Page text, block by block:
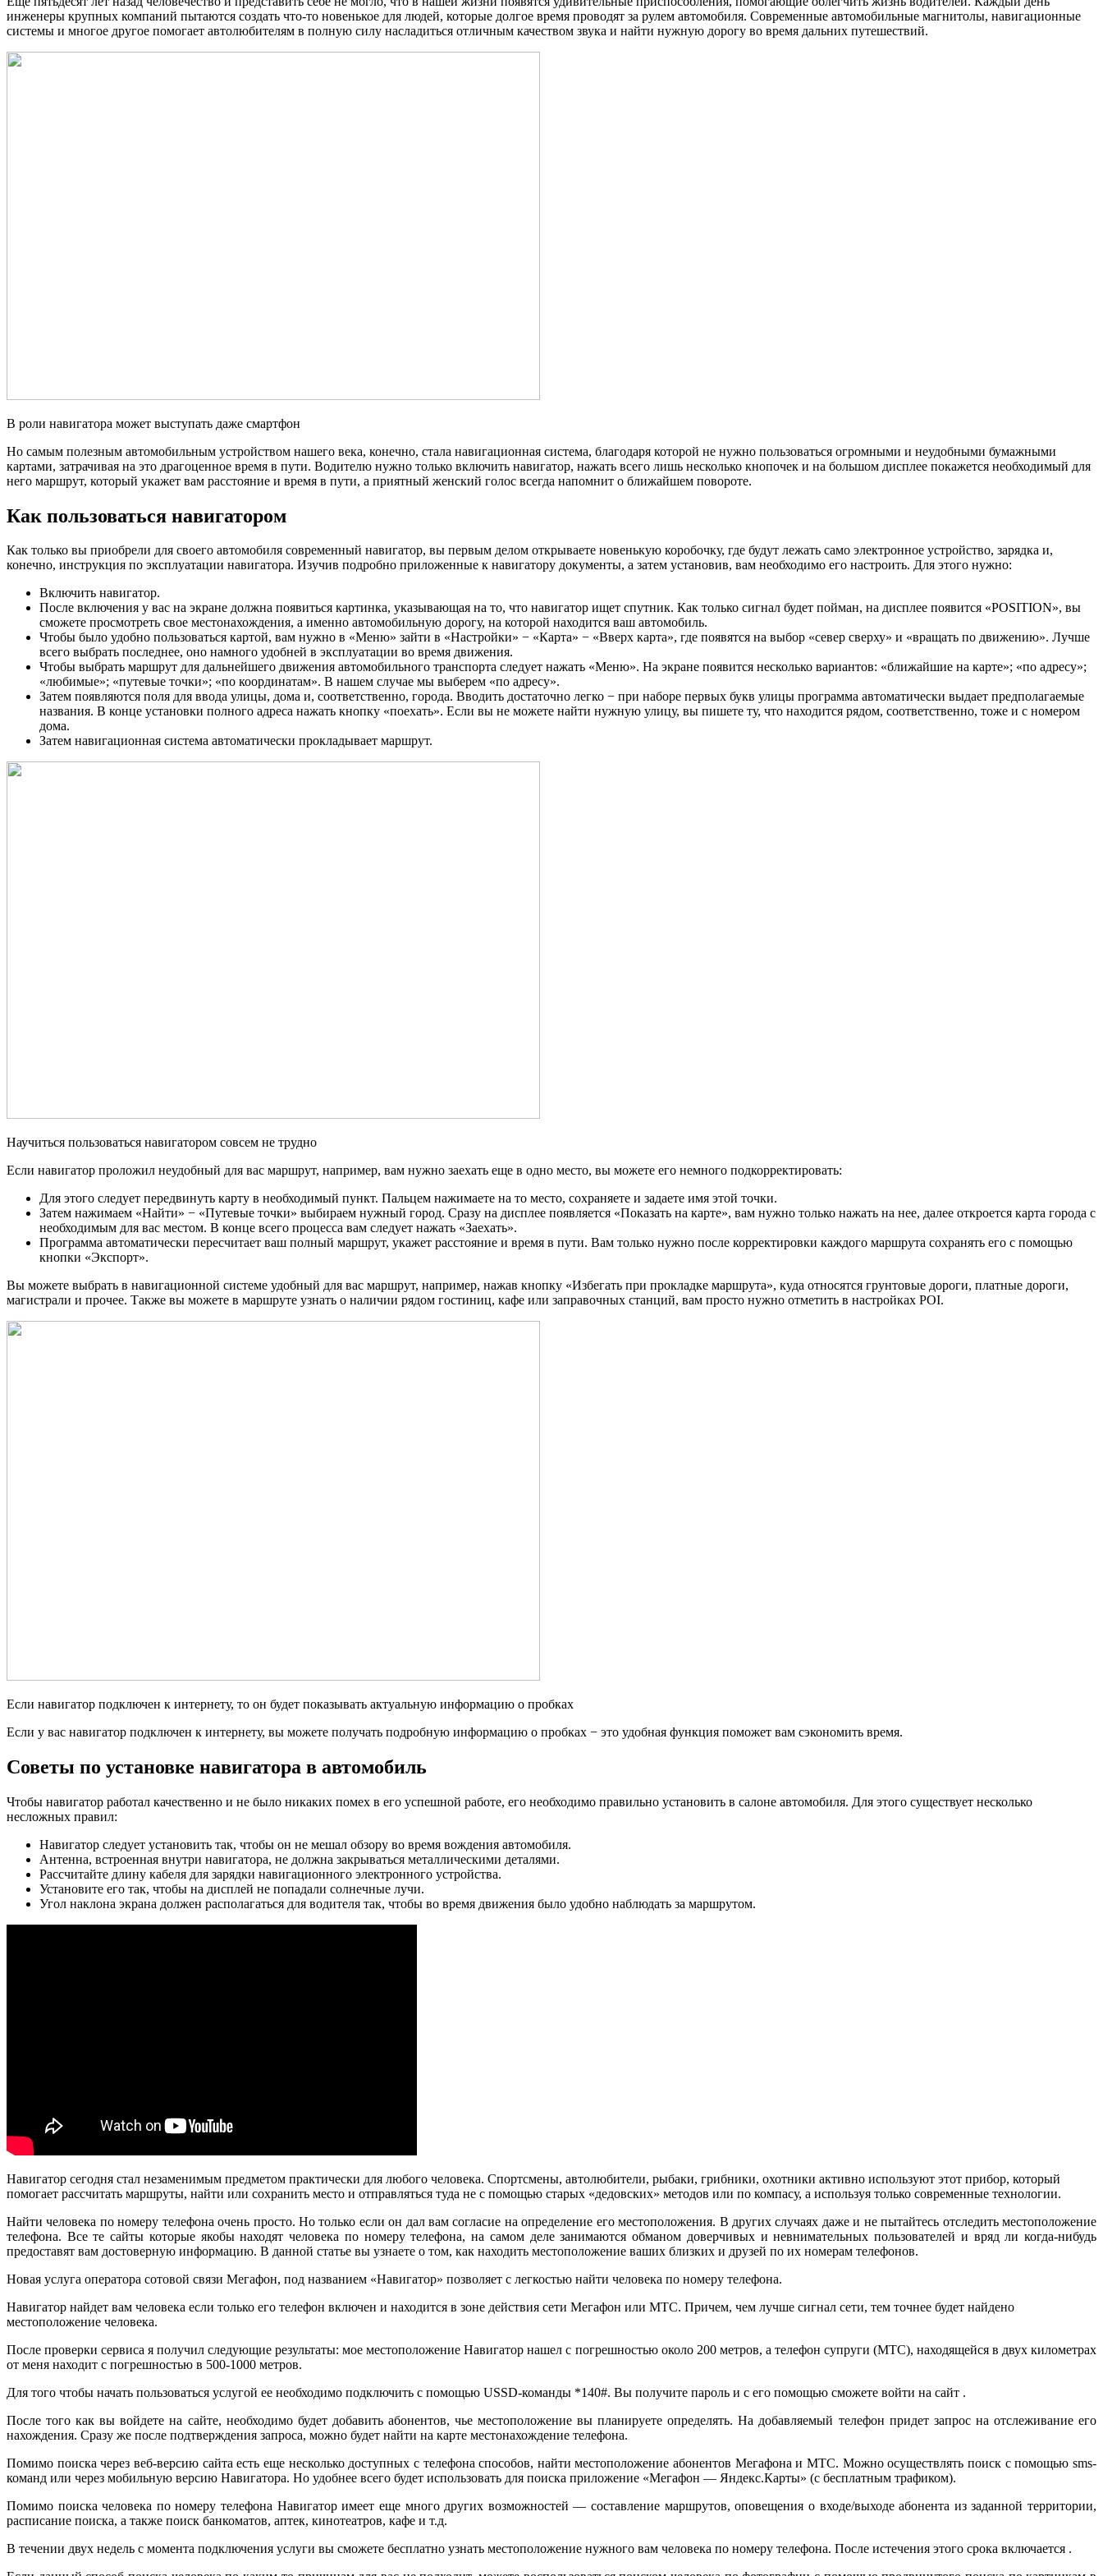
инженеры крупных компаний пытаются создать что-то новенькое для людей, которые долгое время проводят за рулем автомобиля. Современные автомобильные магнитолы, навигационные
системы и многое другое помогает автолюбителям в полную силу насладиться отличным качеством звука и найти нужную дорогу во время дальних путешествий.
В роли навигатора может выступать даже смартфон
Но самым полезным автомобильным устройством нашего века, конечно, стала навигационная система, благодаря которой не нужно пользоваться огромными и неудобными бумажными
картами, затрачивая на это драгоценное время в пути. Водителю нужно только включить навигатор, нажать всего лишь несколько кнопочек и на большом дисплее покажется необходимый для
него маршрут, который укажет вам расстояние и время в пути, а приятный женский голос всегда напомнит о ближайшем повороте.
Как пользоваться навигатором
Как только вы приобрели для своего автомобиля современный навигатор, вы первым делом открываете новенькую коробочку, где будут лежать само электронное устройство, зарядка и,
конечно, инструкция по эксплуатации навигатора. Изучив подробно приложенные к навигатору документы, а затем установив, вам необходимо его настроить. Для этого нужно:
Включить навигатор.
После включения у вас на экране должна появиться картинка, указывающая на то, что навигатор ищет спутник. Как только сигнал будет пойман, на дисплее появится «POSITION», вы
сможете просмотреть свое местонахождения, а именно автомобильную дорогу, на которой находится ваш автомобиль.
Чтобы было удобно пользоваться картой, вам нужно в «Меню» зайти в «Настройки» − «Карта» − «Вверх карта», где появятся на выбор «север сверху» и «вращать по движению». Лучше
всего выбрать последнее, оно намного удобней в эксплуатации во время движения.
Чтобы выбрать маршрут для дальнейшего движения автомобильного транспорта следует нажать «Меню». На экране появится несколько вариантов: «ближайшие на карте»; «по адресу»;
«любимые»; «путевые точки»; «по координатам». В нашем случае мы выберем «по адресу».
Затем появляются поля для ввода улицы, дома и, соответственно, города. Вводить достаточно легко − при наборе первых букв улицы программа автоматически выдает предполагаемые
названия. В конце установки полного адреса нажать кнопку «поехать». Если вы не можете найти нужную улицу, вы пишете ту, что находится рядом, соответственно, тоже и с номером
дома.
Затем навигационная система автоматически прокладывает маршрут.
Научиться пользоваться навигатором совсем не трудно
Если навигатор проложил неудобный для вас маршрут, например, вам нужно заехать еще в одно место, вы можете его немного подкорректировать:
Для этого следует передвинуть карту в необходимый пункт. Пальцем нажимаете на то место, сохраняете и задаете имя этой точки.
Затем нажимаем «Найти» − «Путевые точки» выбираем нужный город. Сразу на дисплее появляется «Показать на карте», вам нужно только нажать на нее, далее откроется карта города с
необходимым для вас местом. В конце всего процесса вам следует нажать «Заехать».
Программа автоматически пересчитает ваш полный маршрут, укажет расстояние и время в пути. Вам только нужно после корректировки каждого маршрута сохранять его с помощью
кнопки «Экспорт».
Вы можете выбрать в навигационной системе удобный для вас маршрут, например, нажав кнопку «Избегать при прокладке маршрута», куда относятся грунтовые дороги, платные дороги,
магистрали и прочее. Также вы можете в маршруте узнать о наличии рядом гостиниц, кафе или заправочных станций, вам просто нужно отметить в настройках POI.
Если навигатор подключен к интернету, то он будет показывать актуальную информацию о пробках
Если у вас навигатор подключен к интернету, вы можете получать подробную информацию о пробках − это удобная функция поможет вам сэкономить время.
Советы по установке навигатора в автомобиль
Чтобы навигатор работал качественно и не было никаких помех в его успешной работе, его необходимо правильно установить в салоне автомобиля. Для этого существует несколько
несложных правил:
Навигатор следует установить так, чтобы он не мешал обзору во время вождения автомобиля.
Антенна, встроенная внутри навигатора, не должна закрываться металлическими деталями.
Рассчитайте длину кабеля для зарядки навигационного электронного устройства.
Установите его так, чтобы на дисплей не попадали солнечные лучи.
Угол наклона экрана должен располагаться для водителя так, чтобы во время движения было удобно наблюдать за маршрутом.
Навигатор сегодня стал незаменимым предметом практически для любого человека. Спортсмены, автолюбители, рыбаки, грибники, охотники активно используют этот прибор, который
помогает рассчитать маршруты, найти или сохранить место и отправляться туда не с помощью старых «дедовских» методов или по компасу, а используя только современные технологии.
Найти человека по номеру телефона очень просто. Но только если он дал вам согласие на определение его местоположения. В других случаях даже и не пытайтесь отследить местоположение
телефона. Все те сайты которые якобы находят человека по номеру телефона, на самом деле занимаются обманом доверчивых и невнимательных пользователей и вряд ли когда-нибудь
предоставят вам достоверную информацию. В данной статье вы узнаете о том, как находить местоположение ваших близких и друзей по их номерам телефонов.
Новая услуга оператора сотовой связи Мегафон, под названием «Навигатор» позволяет с легкостью найти человека по номеру телефона.
Навигатор найдет вам человека если только его телефон включен и находится в зоне действия сети Мегафон или МТС. Причем, чем лучше сигнал сети, тем точнее будет найдено
местоположение человека.
После проверки сервиса я получил следующие результаты: мое местоположение Навигатор нашел с погрешностью около 200 метров, а телефон супруги (МТС), находящейся в двух километрах
от меня находит с погрешностью в 500-1000 метров.
Для того чтобы начать пользоваться услугой ее необходимо подключить с помощью USSD-команды *140#. Вы получите пароль и с его помощью сможете войти на сайт .
После того как вы войдете на сайте, необходимо будет добавить абонентов, чье местоположение вы планируете определять. На добавляемый телефон придет запрос на отслеживание его
нахождения. Сразу же после подтверждения запроса, можно будет найти на карте местонахождение телефона.
Помимо поиска через веб-версию сайта есть еще несколько доступных с телефона способов, найти местоположение абонентов Мегафона и МТС. Можно осуществлять поиск с помощью sms-
команд или через мобильную версию Навигатора. Но удобнее всего будет использовать для поиска приложение «Мегафон — Яндекс.Карты» (с бесплатным трафиком).
Помимо поиска человека по номеру телефона Навигатор имеет еще много других возможностей — составление маршрутов, оповещения о входе/выходе абонента из заданной территории,
расписание поиска, а также поиск банкоматов, аптек, кинотеатров, кафе и т.д.
В течении двух недель с момента подключения услуги вы сможете бесплатно узнать местоположение нужного вам человека по номеру телефона. После истечения этого срока включается .